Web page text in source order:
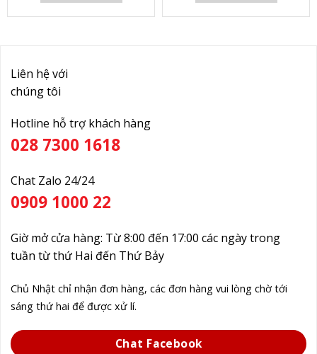
Liên hệ với
chúng tôi
Hotline hỗ trợ khách hàng
028 7300 1618
Chat Zalo 24/24
0909 1000 22
Giờ mở cửa hàng: Từ 8:00 đến 17:00 các ngày trong
tuần từ thứ Hai đến Thứ Bảy
Chủ Nhật chỉ nhận đơn hàng, các đơn hàng vui lòng chờ tới
sáng thứ hai để được xử lí.
Chat Facebook